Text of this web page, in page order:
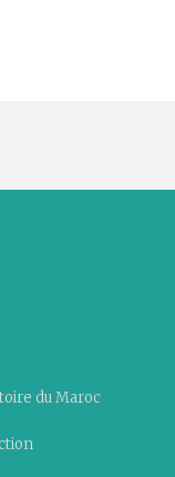
du Maroc